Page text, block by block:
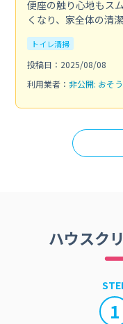
便座の触り心地もス
くなり、家全体の清
トイレ清掃
投稿日：2025/08/08
利用業者： 非公開: おそ
ハウスク
1